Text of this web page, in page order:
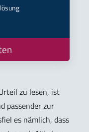
zu lesen, ist
passender zur
es nämlich, dass